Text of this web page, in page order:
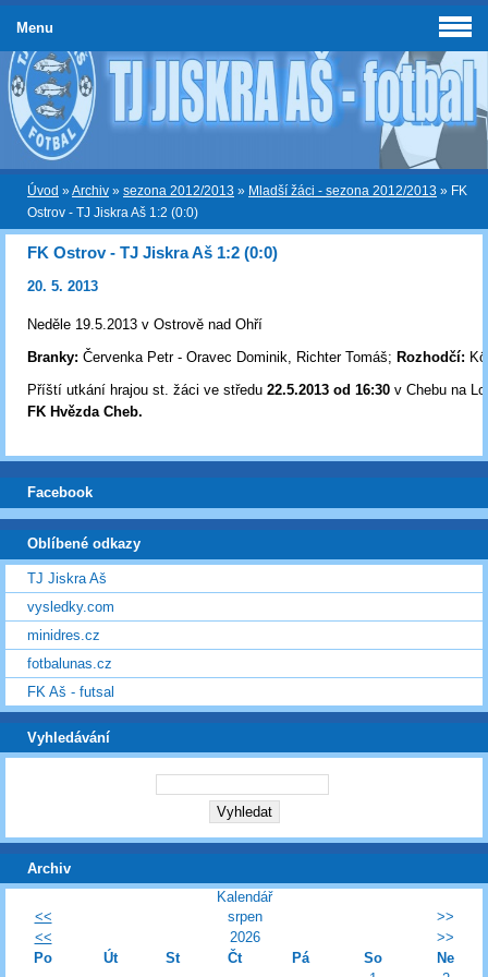
Úvod »Archiv » sezona 2012/2013 » Mladší žáci - sezona 2012/2013 » FK
Ostrov - TJ Jiskra Aš 1:2 (0:0)
FK Ostrov - TJ Jiskra Aš 1:2 (0:0)
20. 5. 2013
Neděle 19.5.2013 v Ostrově nad Ohří
Branky: Červenka Petr - Oravec Dominik, Richter Tomáš; Rozhodčí:
Příští utkání hrajou st. žáci ve středu 22.5.2013 od 16:30 v Chebu na
FK Hvězda Cheb.
Menu
Facebook
Oblíbené odkazy
TJ Jiskra Aš
vysledky.com
minidres.cz
fotbalunas.cz
FK Aš - futsal
Vyhledávání
Archiv
Kalendář
<<
srpen
>>
<<
2026
>>
Po
Út St Čt Pá So
Ne